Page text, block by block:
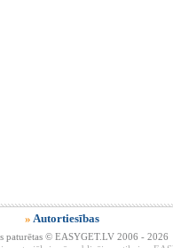
» Autortiesības
paturētas © EASYGET.LV 2006 - 2026